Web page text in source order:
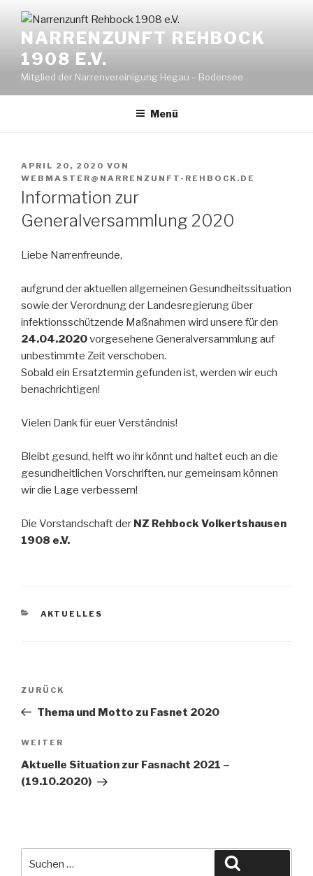
NARRENZUNFT REHBOCK
1908 E.V.
Mitglied der Narrenvereinigung Hegau – Bodensee
Menü
APRIL 20, 2020 VON
WEBMASTER@NARRENZUNFT-REHBOCK.DE
Information zur
Generalversammlung 2020
Liebe Narrenfreunde,
aufgrund der aktuellen allgemeinen Gesundheitssituation
sowie der Verordnung der Landesregierung über
infektionsschützende Maßnahmen wird unsere für den
24.04.2020vorgesehene Generalversammlung auf
unbestimmte Zeit verschoben.
Sobald ein Ersatztermin gefunden ist, werden wir euch
benachrichtigen!
Vielen Dank für euer Verständnis!
Bleibt gesund, helft wo ihr könnt und haltet euch an die
gesundheitlichen Vorschriften, nur gemeinsam können
wir die Lage verbessern!
Die Vorstandschaft der NZ Rehbock Volkertshausen
1908 e.V.
AKTUELLES
ZURÜCK
Thema und Motto zu Fasnet 2020
WEITER
Aktuelle Situation zur Fasnacht 2021 –
(19.10.2020)